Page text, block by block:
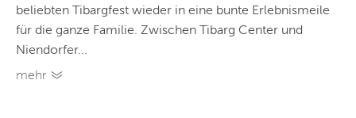
beliebten Tibargfest wieder in eine bunte Erlebnismeile
für die ganze Familie. Zwischen Tibarg Center und
Niendorfer...
mehr